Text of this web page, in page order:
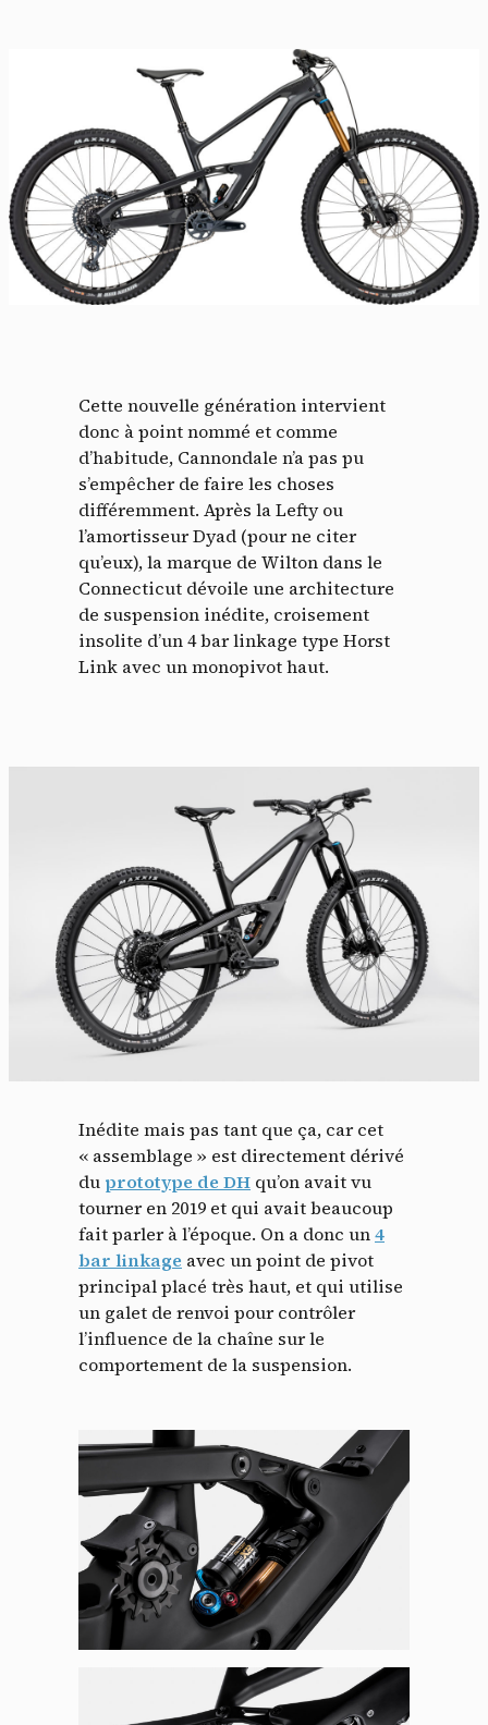
Cette nouvelle génération intervient
donc à point nommé et comme
d’habitude, Cannondale n’a pas pu
s’empêcher de faire les choses
différemment. Après la Lefty ou
l’amortisseur Dyad (pour ne citer
qu’eux), la marque de Wilton dans le
Connecticut dévoile une architecture
de suspension inédite, croisement
insolite d’un 4 bar linkage type Horst
Link avec un monopivot haut.
Inédite mais pas tant que ça, car cet
« assemblage » est directement dérivé
du prototype de DH qu’on avait vu
tourner en 2019 et qui avait beaucoup
fait parler à l’époque. On a donc un4
bar linkage avec un point de pivot
principal placé très haut, et qui utilise
un galet de renvoi pour contrôler
l’influence de la chaîne sur le
comportement de la suspension.